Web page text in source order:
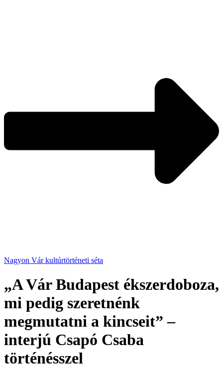
Nagyon Vár kultúrtörténeti séta
„A Vár Budapest ékszerdoboza,
mi pedig szeretnénk
megmutatni a kincseit” –
interjú Csapó Csaba
történésszel